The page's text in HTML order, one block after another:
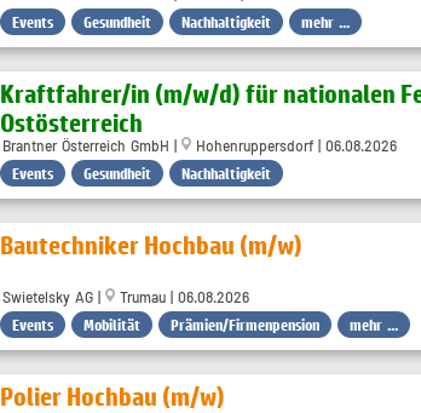
Events Gesundheit Nachhaltigkeit mehr ...
Kraftfahrer/in (m/w/d) für nationalen
Ostösterreich
Brantner Österreich GmbH | Hohenruppersdorf | 06.08.2026
Events Gesundheit Nachhaltigkeit
Bautechniker Hochbau (m/w)
Swietelsky AG | Trumau | 06.08.2026
Events Mobilität Prämien/Firmenpension mehr ...
Polier Hochbau (m/w)